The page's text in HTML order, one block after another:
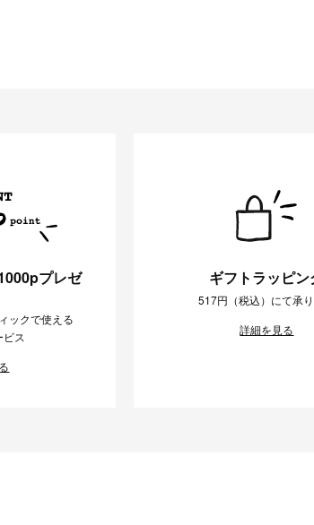
プレゼ
ックで使える
ス
ギフトラッピン
517円（税込）にて承
詳細を見る